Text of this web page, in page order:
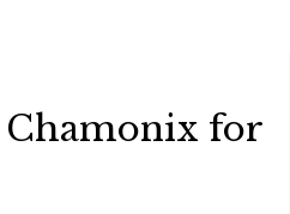
Chamonix for